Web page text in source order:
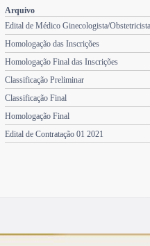
Arquivo
Edital de Médico Ginecologista/Obstetricista
Homologação das Inscrições
Homologação Final das Inscrições
Classificação Preliminar
Classificação Final
Homologação Final
Edital de Contratação 01 2021